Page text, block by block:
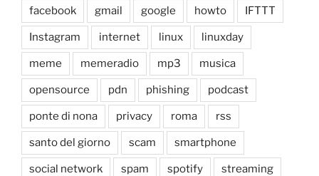
facebook gmail google howto IFTTT
Instagram internet linux linuxday
meme memeradio mp3 musica
opensource pdn phishing podcast
ponte di nona privacy roma rss
santo del giorno scam smartphone
social network spam spotify streaming